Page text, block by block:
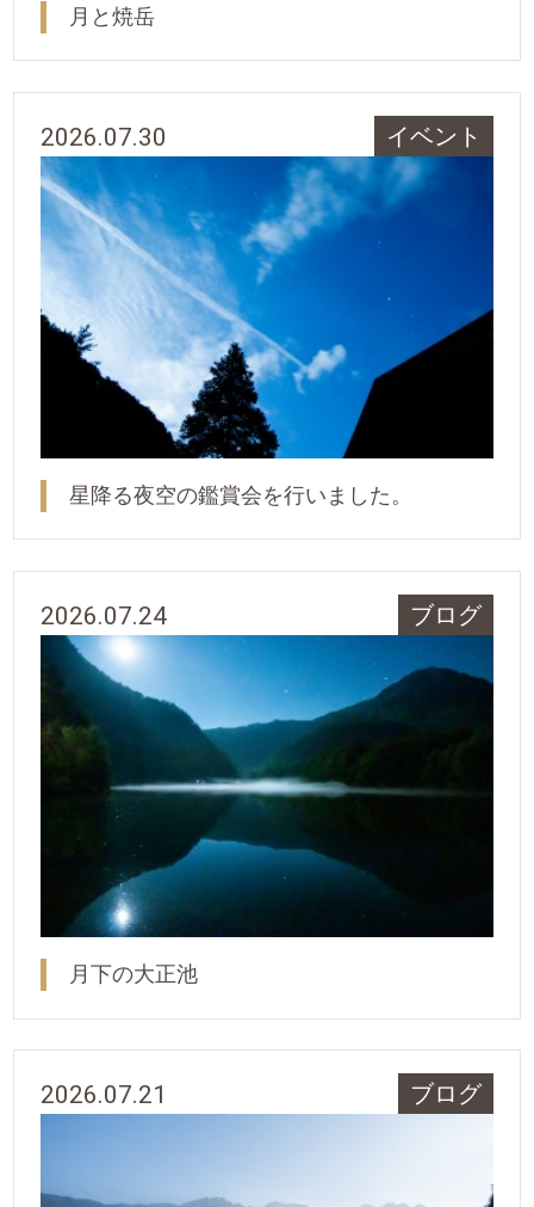
月と焼岳
2026.07.30 イベント
星降る夜空の鑑賞会を行いました。
2026.07.24 ブログ
月下の大正池
2026.07.21 ブログ